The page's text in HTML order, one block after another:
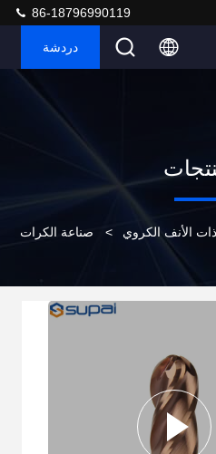
86-18796990119
دردشة
الأنف الكروي > صناعة الكرات